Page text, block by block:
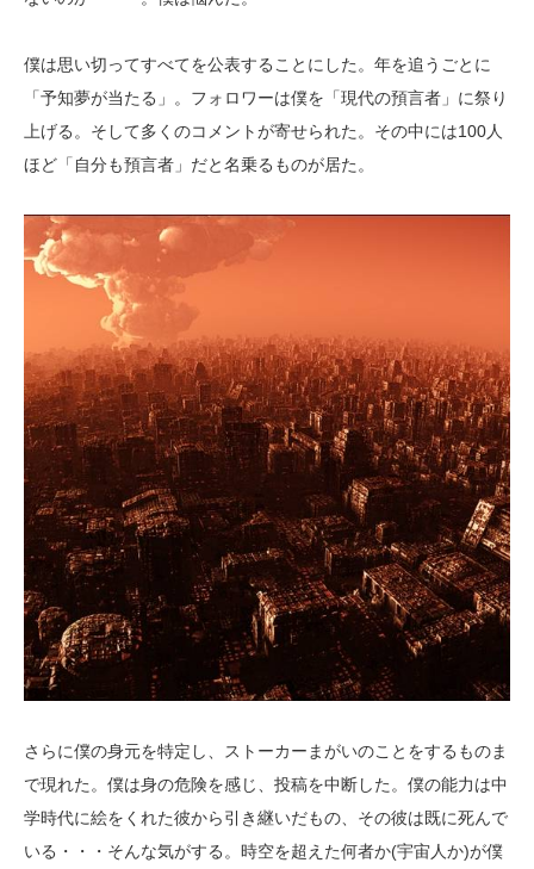
僕は思い切ってすべてを公表することにした。年を追うごとに
「予知夢が当たる」。フォロワーは僕を「現代の預言者」に祭り
上げる。そして多くのコメントが寄せられた。その中には100人
ほど「自分も預言者」だと名乗るものが居た。
さらに僕の身元を特定し、ストーカーまがいのことをするものま
で現れた。僕は身の危険を感じ、投稿を中断した。僕の能力は中
学時代に絵をくれた彼から引き継いだもの、その彼は既に死んで
いる・・・そんな気がする。時空を超えた何者か(宇宙人か)が僕